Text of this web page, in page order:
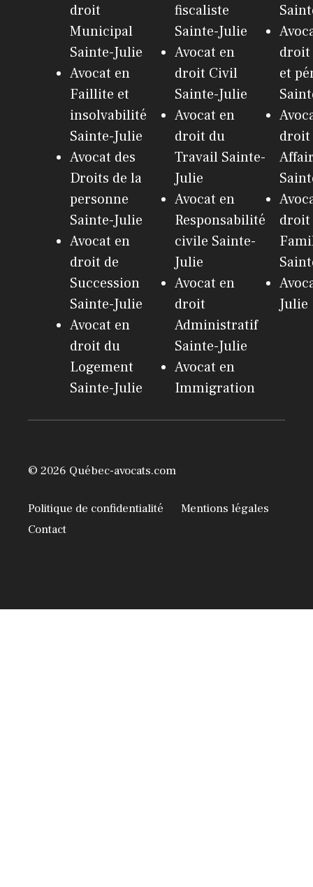
droit
Municipal
Sainte-Julie
Avocat en
Faillite et
insolvabilité
Sainte-Julie
Avocat des
Droits de la
personne
Sainte-Julie
Avocat en
droit de
Succession
Sainte-Julie
Avocat en
droit du
Logement
Sainte-Julie
fiscaliste
Sainte-Julie
Avocat en
droit Civil
Sainte-Julie
Avocat en
droit du
Travail Sainte-
Julie
Avocat en
Responsabilité
civile Sainte-
Julie
Avocat en
droit
Administratif
Sainte-Julie
Avocat en
Immigration
et
droit
droit
Julie
© 2026 Québec-avocats.com
Politique de confidentialité
Mentions légales
Contact